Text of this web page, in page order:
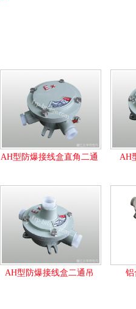
AH型防爆接线盒直角二通 AH
AH型防爆接线盒二通吊 铝